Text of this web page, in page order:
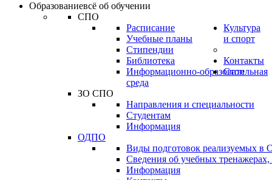
Образованиевсё об обучении
СПО
Расписание
Учебные планы
Стипендии
Библиотека
Информационно-образовательная
среда
ЗО СПО
Направления и специальности
Студентам
Информация
ОДПО
Виды подготовок реализуемых
Сведения об учебных тренажерах,
Информация
Культура
и спорт
Контакты
Стоп